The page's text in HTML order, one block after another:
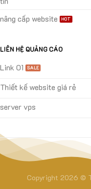
nâng cấp website
LIÊN HỆ QUẢNG CÁO
Link 01
Thiết kế website giá rẻ
server vps
Copyright 2026 ©